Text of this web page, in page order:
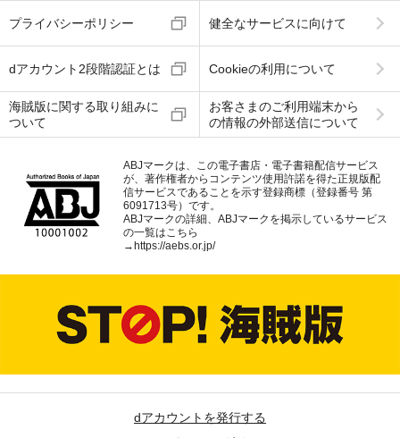
プライバシーポリシー 健全なサービスに向けて
dアカウント2段階認証とは Cookieの利用について
海賊版に関する取り組みに
ついて
お客さまのご利用端末から
の情報の外部送信について
ABJマークは、この電子書店・電子書籍配信サービス
が、著作権者からコンテンツ使用許諾を得た正規版配
信サービスであることを示す登録商標（登録番号 第
6091713号）です。
ABJマークの詳細、ABJマークを掲示しているサービス
の一覧はこちら
→https://aebs.or.jp/
dアカウントを発行する